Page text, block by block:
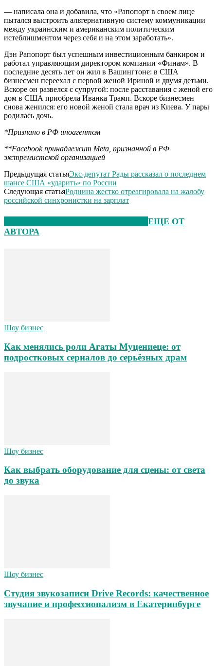
— написала она и добавила, что «Рапопорт в своем лице
пытался выстроить альтернативную систему коммуникации
между украинским и американским политическим
истеблишментом через себя и на этом заработать».
Дэн Рапопорт был успешным инвестиционным банкиром и
работал управляющим директором компании «Финам». В
последние десять лет он жил в Вашингтоне: в США
бизнесмен переехал с первой женой Ириной и двумя детьми.
Вскоре он развелся с супругой: после расставания с женой его
дом в США приобрела Иванка Трамп. Вскоре бизнесмен
снова женился: его новой женой стала врач из Киева. У пары
родилась дочь.
*Признано в РФ иноагентом
**Facebook принадлежит Meta, признанной в РФ
экстремистской организацией
Предыдущая статьяЭкс-депутат Рады рассказал о последнем
шансе США «ударить» по России
Следующая статьяРоднина жестко отреагировала на жалобу
российской синхронистки на зарплат
ЕЩЕ ОТ
АВТОРА
Шоу бизнес
Как менялись роли Агаты Муцениеце: от
подростковых сериалов до серьёзных драм
Шоу бизнес
Как выбрать оборудование для сцены: от света
до звука
Шоу бизнес
Студия звукозаписи Drive Records: качественное
звучание и профессионализм в Екатеринбурге